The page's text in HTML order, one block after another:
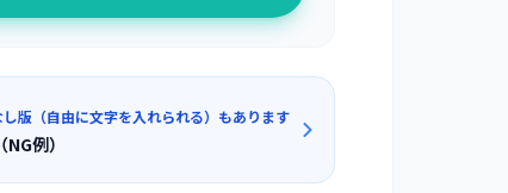
版（自由に文字を入れられる）もあります
例）